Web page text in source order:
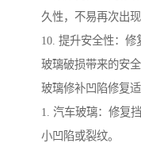
久性，不易再次出现
10. 提升安全性：
玻璃破损带来的安全
玻璃修补凹陷修复
1. 汽车玻璃：修复
小凹陷或裂纹。